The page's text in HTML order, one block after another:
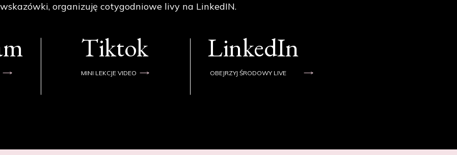
organizuję cotygodniowe livy na LinkedIN.
Tiktok LinkedIn
MINI LEKCJE VIDEO OBEJRZYJ ŚRODOWY LIVE